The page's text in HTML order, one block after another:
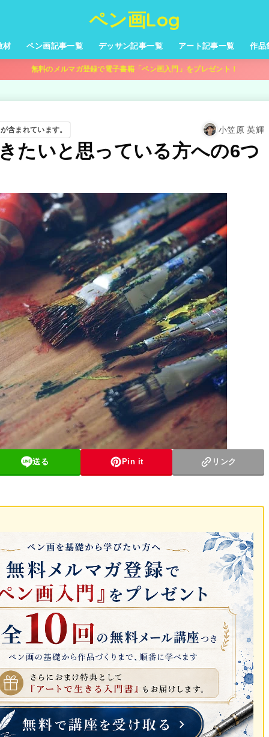
ペン画Log
材 ペン画記事一覧 デッサン記事一覧 アート記事一覧 作品
無料のメルマガ登録で電子書籍「ペン画入門」をプレゼント！
含まれています。 小笠原 英輝
たいと思っている方への6つ
送る Pin it リンク